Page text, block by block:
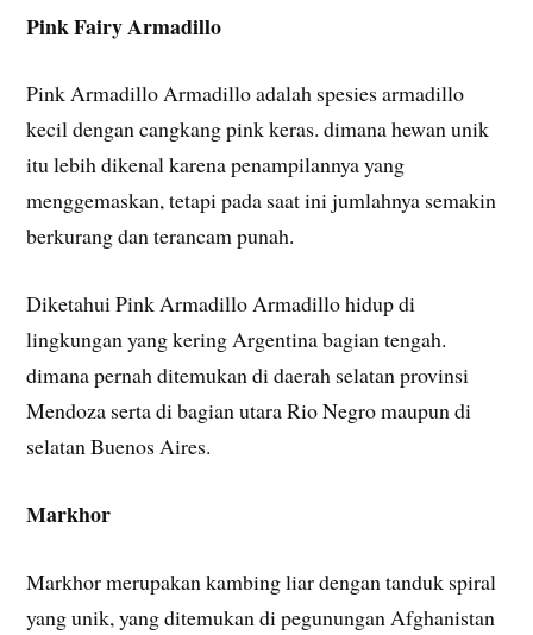
Pink Fairy Armadillo
Pink Armadillo Armadillo adalah spesies armadillo
kecil dengan cangkang pink keras. dimana hewan unik
itu lebih dikenal karena penampilannya yang
menggemaskan, tetapi pada saat ini jumlahnya semakin
berkurang dan terancam punah.
Diketahui Pink Armadillo Armadillo hidup di
lingkungan yang kering Argentina bagian tengah.
dimana pernah ditemukan di daerah selatan provinsi
Mendoza serta di bagian utara Rio Negro maupun di
selatan Buenos Aires.
Markhor
Markhor merupakan kambing liar dengan tanduk spiral
yang unik, yang ditemukan di pegunungan Afghanistan